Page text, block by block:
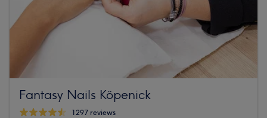
Fantasy Nails Köpenick
1297 reviews